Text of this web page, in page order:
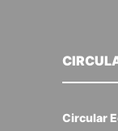
Circular